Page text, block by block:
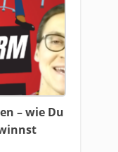
– wie Du